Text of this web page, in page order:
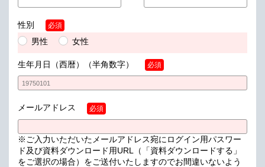
性別 必須
男性 女性
生年月日（西暦） （半角数字） 必須
メールアドレス 必須
※ご入力いただいたメールアドレス宛にログイン用パスワー
ド及び資料ダウンロード用URL（「資料ダウンロードする」
をご選択の場合）をご送付いたしますのでお間違いないよう